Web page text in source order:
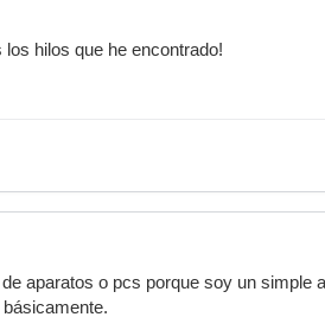
hilos que he encontrado!
aparatos o pcs porque soy un simple